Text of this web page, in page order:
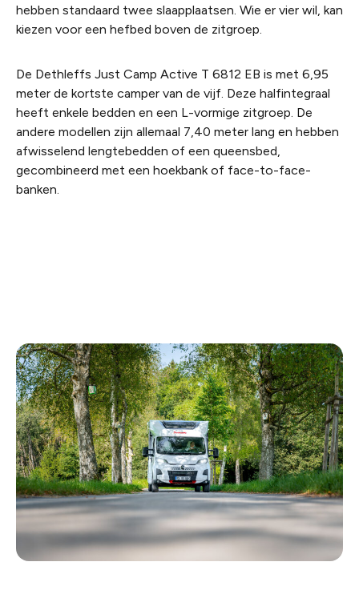
hebben standaard twee slaapplaatsen. Wie er vier wil, kan
kiezen voor een hefbed boven de zitgroep.
De Dethleffs Just Camp Active T 6812 EB is met 6,95
meter de kortste camper van de vijf. Deze halfintegraal
heeft enkele bedden en een L-vormige zitgroep. De
andere modellen zijn allemaal 7,40 meter lang en hebben
afwisselend lengtebedden of een queensbed,
gecombineerd met een hoekbank of face-to-face-
banken.